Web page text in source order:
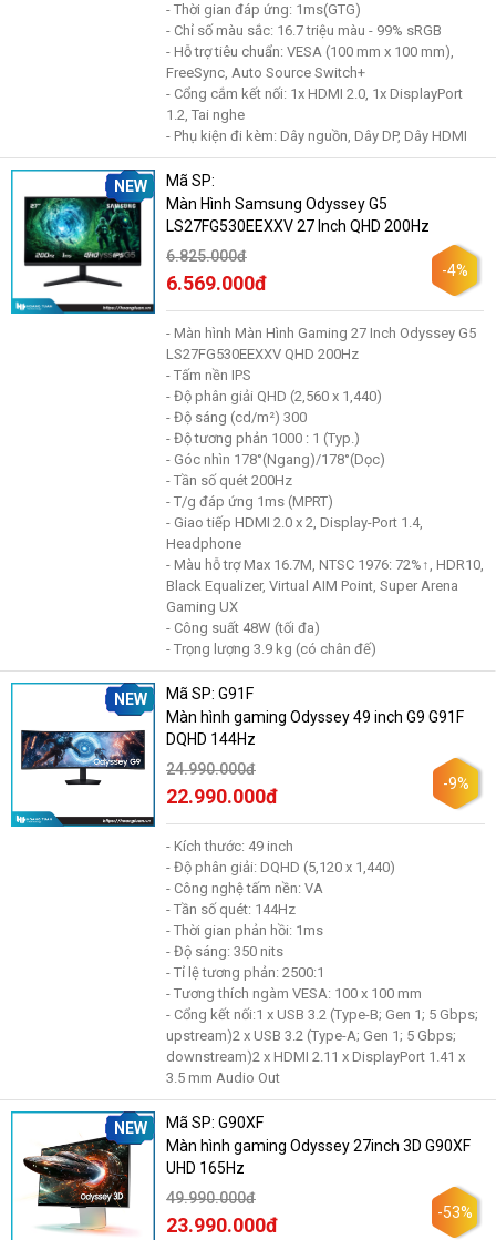
- Thời gian đáp ứng: 1ms(GTG)
- Chỉ số màu sắc: 16.7 triệu màu - 99% sRGB
- Hỗ trợ tiêu chuẩn: VESA (100 mm x 100 mm),
FreeSync, Auto Source Switch+
- Cổng cắm kết nối: 1x HDMI 2.0, 1x DisplayPort
1.2, Tai nghe
- Phụ kiện đi kèm: Dây nguồn, Dây DP, Dây HDMI
NEW
Mã SP:
Màn Hình Samsung Odyssey G5
LS27FG530EEXXV 27 Inch QHD 200Hz
6.825.000đ
6.569.000đ
-4%
- Màn hình Màn Hình Gaming 27 Inch Odyssey G5
LS27FG530EEXXV QHD 200Hz
- Tấm nền IPS
- Độ phân giải QHD (2,560 x 1,440)
- Độ sáng (cd/m²) 300
- Độ tương phản 1000 : 1 (Typ.)
- Góc nhìn 178°(Ngang)/178°(Dọc)
- Tần số quét 200Hz
- T/g đáp ứng 1ms (MPRT)
- Giao tiếp HDMI 2.0 x 2, Display-Port 1.4,
Headphone
- Màu hỗ trợ Max 16.7M, NTSC 1976: 72%↑, HDR10,
Black Equalizer, Virtual AIM Point, Super Arena
Gaming UX
- Công suất 48W (tối đa)
- Trọng lượng 3.9 kg (có chân đế)
NEW
Mã SP: G91F
Màn hình gaming Odyssey 49 inch G9 G91F
DQHD 144Hz
24.990.000đ
22.990.000đ
-9%
- Kích thước: 49 inch
- Độ phân giải: DQHD (5,120 x 1,440)
- Công nghệ tấm nền: VA
- Tần số quét: 144Hz
- Thời gian phản hồi: 1ms
- Độ sáng: 350 nits
- Tỉ lệ tương phản: 2500:1
- Tương thích ngàm VESA: 100 x 100 mm
- Cổng kết nối:1 x USB 3.2 (Type-B; Gen 1; 5 Gbps;
upstream)2 x USB 3.2 (Type-A; Gen 1; 5 Gbps;
downstream)2 x HDMI 2.11 x DisplayPort 1.41 x
3.5 mm Audio Out
NEW
Mã SP: G90XF
Màn hình gaming Odyssey 27inch 3D G90XF
UHD 165Hz
49.990.000đ
23.990.000đ
-53%